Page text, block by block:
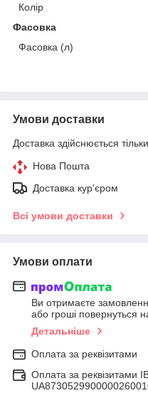
Колір
Фасовка
Фасовка (л)
Умови доставки
Доставка здійснюється
Нова Пошта
Доставка кур'єром
Всі умови доставки
Умови оплати
Ви отримаєте
або гроші повернуться
Детальніше
Оплата за реквізитами
Оплата за реквізитами